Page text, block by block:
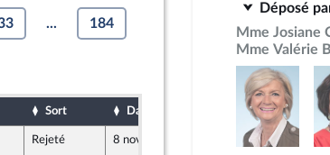
... 184
Sort Date d'examen Date de dépôt
Rejeté 8 novembre 2024 16 octobre 2024
Déposé
Mme Josiane
Mme Valérie